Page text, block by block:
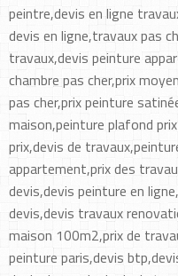
peintre,devis en ligne
devis en ligne,travaux pas
travaux,devis peinture
chambre pas cher,prix
pas cher,prix peinture
maison,peinture plafond
prix,devis de
appartement,prix des
devis,devis peinture en
devis,devis travaux
maison 100m2,prix de
peinture paris,devis